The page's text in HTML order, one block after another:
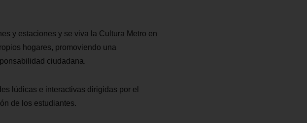
y estaciones y se viva la Cultura Metro en
hogares, promoviendo una
ciudadana.
lúdicas e interactivas dirigidas por el
de los estudiantes.